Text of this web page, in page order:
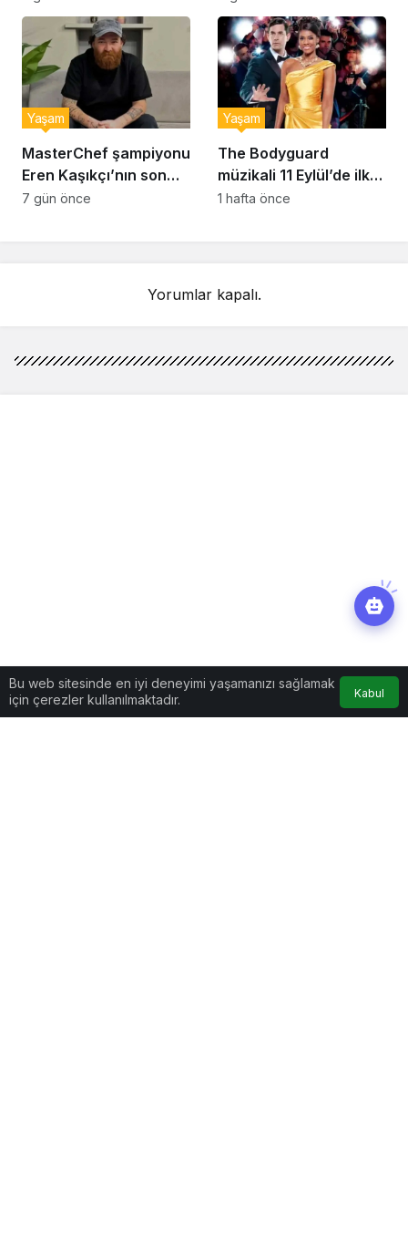
bulmak çok zor’
MasterChef şampiyonu
Eren Kaşıkçı’nın son
anlarındaki kahreden
Yaşam
7 gün önce
The Bodyguard
müzikali 11 Eylül’de ilk
kez Türkiye’de
Yaşam
1 hafta önce
Yorumlar kapalı.
Bu web sitesinde en iyi deneyimi yaşamanızı sağlamak
için çerezler kullanılmaktadır.
Kabul